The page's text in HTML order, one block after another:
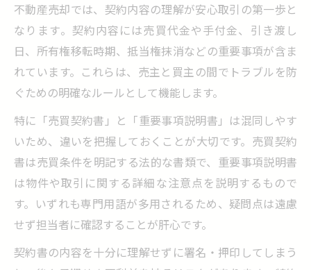
個人間でも使える売買契約書のチェック方
法
売買契約書がない場合のリスクと対策
知識で差がつく不動産売却契約の注意点
とめ
手付金や引渡し条件の注意点を具体解説
ローン特約の設定と違約金トラブルの防ぎ
方
境界や測量の確認で後悔しない方法とは
面
不動産売却では、契約内容の理解が安心取引の第一歩と
なります。契約内容には売買代金や手付金、引き渡し
日、所有権移転時期、抵当権抹消などの重要事項が含ま
れています。これらは、売主と買主の間でトラブルを防
ぐための明確なルールとして機能します。
特に「売買契約書」と「重要事項説明書」は混同しやす
いため、違いを把握しておくことが大切です。売買契約
書は売買条件を明記する法的な書類で、重要事項説明書
は物件や取引に関する詳細な注意点を説明するもので
す。いずれも専門用語が多用されるため、疑問点は遠慮
せず担当者に確認することが肝心です。
契約書の内容を十分に理解せずに署名・押印してしまう